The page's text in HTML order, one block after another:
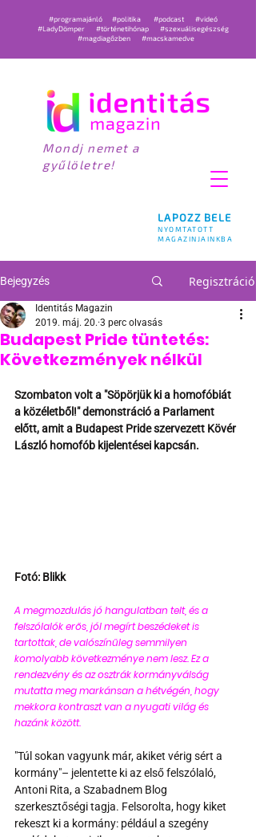
LAPOZZ BELE
NYOMTATOTT
MAGAZINJAINKBA
#programajánló #politika #podcast
#videó
#LadyDömper
#történetihónap
#szexuálisegészség
#magdiagőzben
#macskamedve
Mondj nemet a
gyűlöletre!
Bejegyzés Regisztráció
Budapest Pride tüntetés:
Következmények nélkül
Identitás Magazin
2019. máj. 20. 3 perc olvasás
Szombaton volt a "Söpörjük ki a homofóbiát
a közéletből!" demonstráció a Parlament
előtt, amit a Budapest Pride szervezett Kövér
László homofób kijelentései kapcsán.
Fotó: Blikk
A megmozdulás jó hangulatban telt, és a
felszólalók erős, jól megírt beszédeket is
tartottak, de valószínűleg semmilyen
komolyabb következménye nem lesz. Ez a
rendezvény és az osztrák kormányválság
mutatta meg markánsan a hétvégén, hogy
mekkora kontraszt van a nyugati világ és
hazánk között.
"Túl sokan vagyunk már, akiket vérig sért a
kormány"– jelentette ki az első felszólaló,
Antoni Rita, a Szabadnem Blog
szerkesztőségi tagja. Felsorolta, hogy kiket
rekeszt ki a kormány: például a szegény